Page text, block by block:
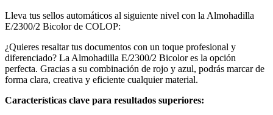
2360,
Expert
3300,
Expert
Line
3360,
Line
Lleva tus sellos automáticos al siguiente nivel con la Almohadilla
E/2300/2 Bicolor de COLOP:
¿Quieres resaltar tus documentos con un toque profesional y
diferenciado? La Almohadilla E/2300/2 Bicolor es la opción
perfecta. Gracias a su combinación de rojo y azul, podrás marcar de
forma clara, creativa y eficiente cualquier material.
Características clave para resultados superiores: